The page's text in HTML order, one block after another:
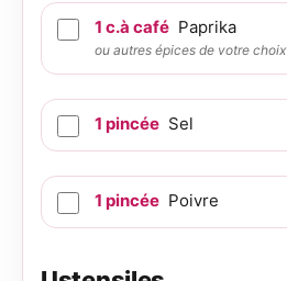
1 c.à café Paprika
ou autres épices de votre choix
1 pincée Sel
1 pincée Poivre